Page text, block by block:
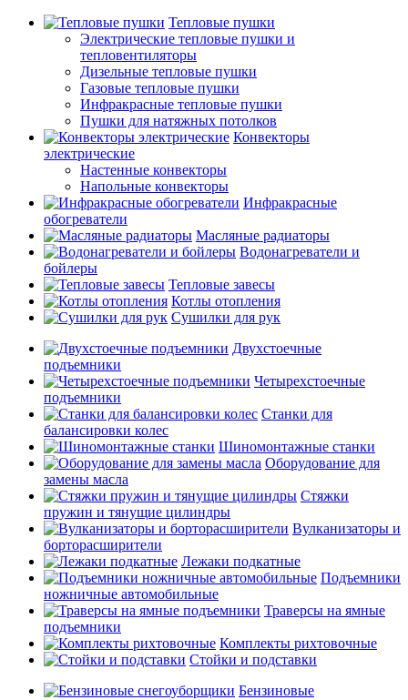
Тепловые пушки
Электрические тепловые пушки и
тепловентиляторы
Дизельные тепловые пушки
Газовые тепловые пушки
Инфракрасные тепловые пушки
Пушки для натяжных потолков
Конвекторы
электрические
Настенные конвекторы
Напольные конвекторы
Инфракрасные
обогреватели
Масляные радиаторы
Водонагреватели и
бойлеры
Тепловые завесы
Котлы отопления
Сушилки для рук
Двухстоечные
подъемники
Четырехстоечные
подъемники
Станки для
балансировки колес
Шиномонтажные станки
Оборудование для
замены масла
Стяжки
пружин и тянущие цилиндры
Вулканизаторы и
борторасширители
Лежаки подкатные
Подъемники
ножничные автомобильные
Траверсы на ямные
подъемники
Комплекты рихтовочные
Стойки и подставки
Бензиновые